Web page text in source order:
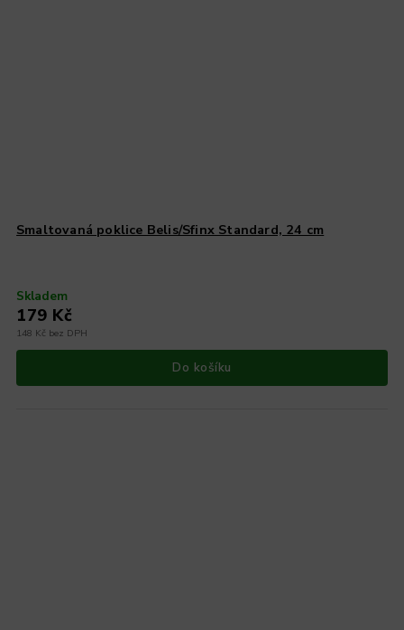
Smaltovaná poklice Belis/Sfinx Standard, 24 cm
Skladem
148 Kč bez DPH
179 Kč
Do košíku